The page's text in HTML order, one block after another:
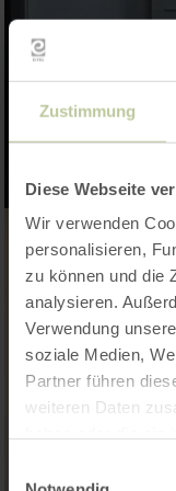
Zustimmung
Diese Webseite
Wir verwenden
personalisieren,
zu können und die
analysieren.
Verwendung
soziale Medien,
Partner führen
weiteren Daten